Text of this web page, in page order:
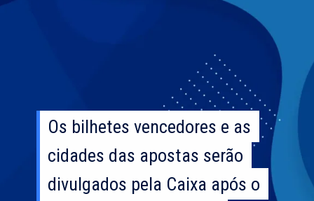
Os bilhetes vencedores e as
cidades das apostas serão
divulgados pela Caixa após o
Os bilhetes vencedores e as
cidades das apostas serão
divulgados pela Caixa após o